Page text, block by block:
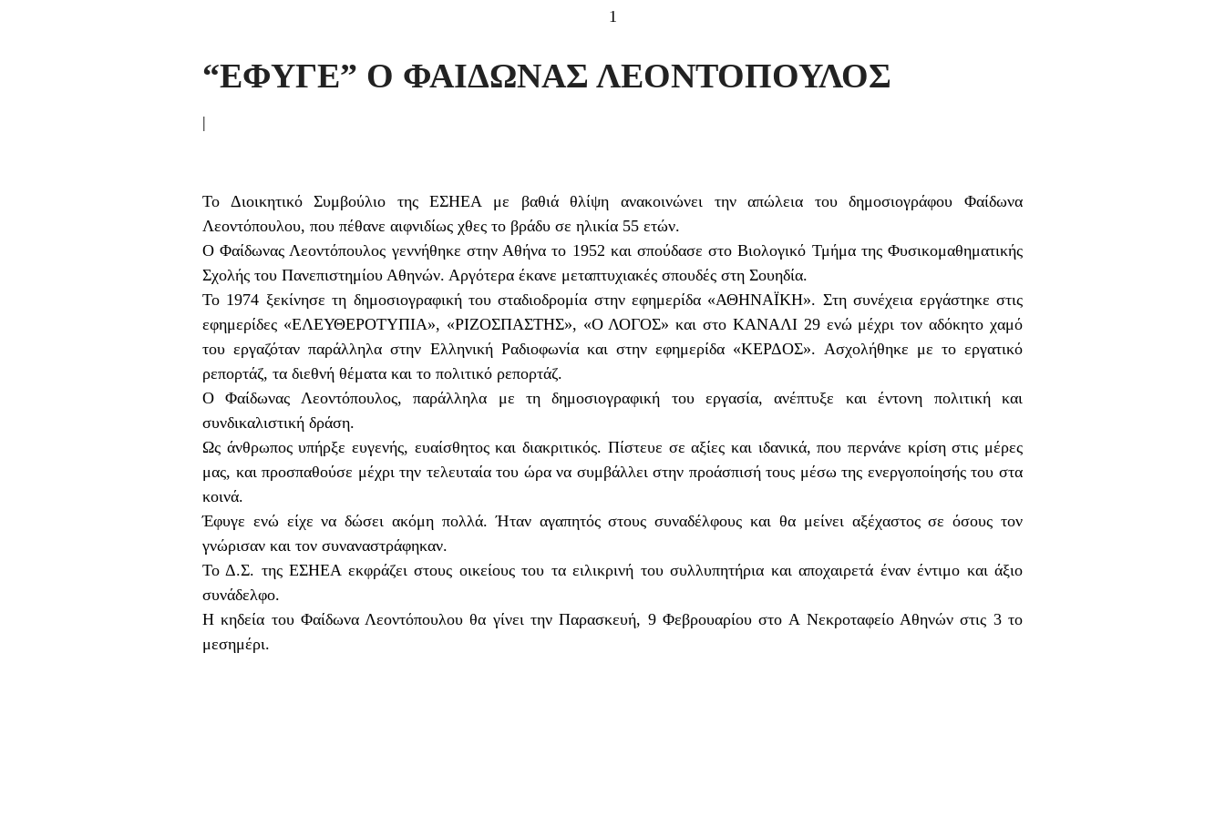
1
“ΕΦΥΓΕ” Ο ΦΑΙΔΩΝΑΣ ΛΕΟΝΤΟΠΟΥΛΟΣ
|
Το Διοικητικό Συμβούλιο της ΕΣΗΕΑ με βαθιά θλίψη ανακοινώνει την απώλεια του δημοσιογράφου Φαίδωνα
Λεοντόπουλου, που πέθανε αιφνιδίως χθες το βράδυ σε ηλικία 55 ετών.
Ο Φαίδωνας Λεοντόπουλος γεννήθηκε στην Αθήνα το 1952 και σπούδασε στο Βιολογικό Τμήμα της Φυσικομαθηματικής
Σχολής του Πανεπιστημίου Αθηνών. Αργότερα έκανε μεταπτυχιακές σπουδές στη Σουηδία.
Το 1974 ξεκίνησε τη δημοσιογραφική του σταδιοδρομία στην εφημερίδα «ΑΘΗΝΑΪΚΗ». Στη συνέχεια εργάστηκε στις
εφημερίδες «ΕΛΕΥΘΕΡΟΤΥΠΙΑ», «ΡΙΖΟΣΠΑΣΤΗΣ», «Ο ΛΟΓΟΣ» και στο ΚΑΝΑΛΙ 29 ενώ μέχρι τον αδόκητο χαμό
του εργαζόταν παράλληλα στην Ελληνική Ραδιοφωνία και στην εφημερίδα «ΚΕΡΔΟΣ». Ασχολήθηκε με το εργατικό
ρεπορτάζ, τα διεθνή θέματα και το πολιτικό ρεπορτάζ.
Ο Φαίδωνας Λεοντόπουλος, παράλληλα με τη δημοσιογραφική του εργασία, ανέπτυξε και έντονη πολιτική και
συνδικαλιστική δράση.
Ως άνθρωπος υπήρξε ευγενής, ευαίσθητος και διακριτικός. Πίστευε σε αξίες και ιδανικά, που περνάνε κρίση στις μέρες
μας, και προσπαθούσε μέχρι την τελευταία του ώρα να συμβάλλει στην προάσπισή τους μέσω της ενεργοποίησής του στα
κοινά.
Έφυγε ενώ είχε να δώσει ακόμη πολλά. Ήταν αγαπητός στους συναδέλφους και θα μείνει αξέχαστος σε όσους τον
γνώρισαν και τον συναναστράφηκαν.
Το Δ.Σ. της ΕΣΗΕΑ εκφράζει στους οικείους του τα ειλικρινή του συλλυπητήρια και αποχαιρετά έναν έντιμο και άξιο
συνάδελφο.
Η κηδεία του Φαίδωνα Λεοντόπουλου θα γίνει την Παρασκευή, 9 Φεβρουαρίου στο Α Νεκροταφείο Αθηνών στις 3 το
μεσημέρι.